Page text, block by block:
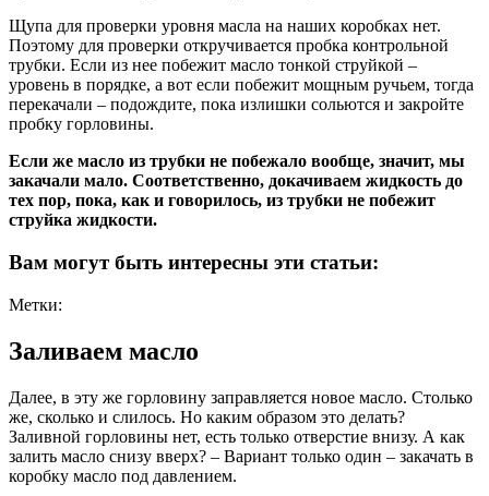
Щупа для проверки уровня масла на наших коробках нет.
Поэтому для проверки откручивается пробка контрольной
трубки. Если из нее побежит масло тонкой струйкой –
уровень в порядке, а вот если побежит мощным ручьем, тогда
перекачали – подождите, пока излишки сольются и закройте
пробку горловины.
Если же масло из трубки не побежало вообще, значит, мы
закачали мало. Соответственно, докачиваем жидкость до
тех пор, пока, как и говорилось, из трубки не побежит
струйка жидкости.
Вам могут быть интересны эти статьи:
Метки:
Заливаем масло
Далее, в эту же горловину заправляется новое масло. Столько
же, сколько и слилось. Но каким образом это делать?
Заливной горловины нет, есть только отверстие внизу. А как
залить масло снизу вверх? – Вариант только один – закачать в
коробку масло под давлением.